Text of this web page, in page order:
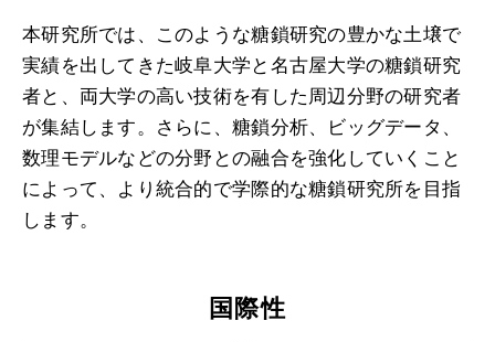
本研究所では、このような糖鎖研究の豊かな土壌で
実績を出してきた岐阜大学と名古屋大学の糖鎖研究
者と、両大学の高い技術を有した周辺分野の研究者
が集結します。さらに、糖鎖分析、ビッグデータ、
数理モデルなどの分野との融合を強化していくこと
によって、より統合的で学際的な糖鎖研究所を目指
します。
国際性